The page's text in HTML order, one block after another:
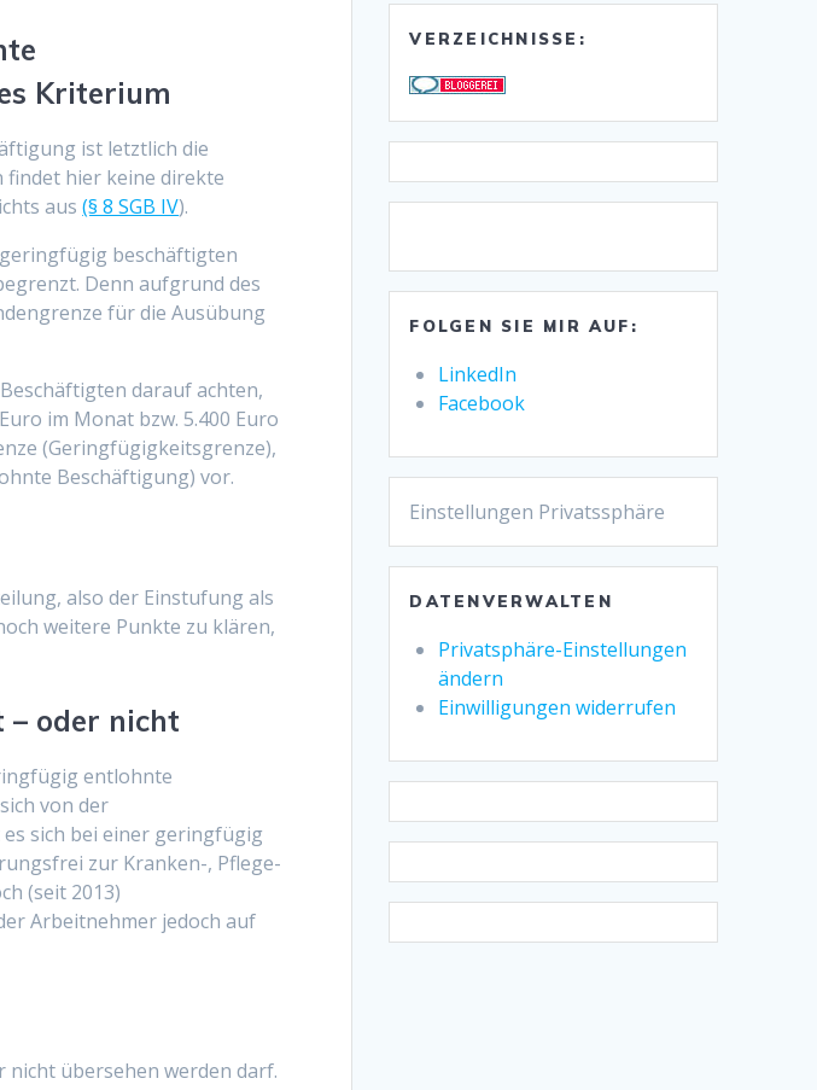
Kriterium
ist letztlich die
findet hier keine direkte
aus(§ 8 SGB IV).
beschäftigten
Denn aufgrund des
für die Ausübung
darauf achten,
im Monat bzw. 5.400 Euro
(Geringfügigkeitsgrenze),
Beschäftigung) vor.
also der Einstufung als
weitere Punkte zu klären,
– oder nicht
entlohnte
von der
sich bei einer geringfügig
zur Kranken-, Pflege-
(seit 2013)
Arbeitnehmer jedoch auf
übersehen werden darf.
VERZEICHNISSE:
FOLGEN SIE MIR AUF:
LinkedIn
Facebook
Einstellungen Privatssphäre
DATENVERWALTEN
Privatsphäre-Einstellungen
ändern
Einwilligungen widerrufen